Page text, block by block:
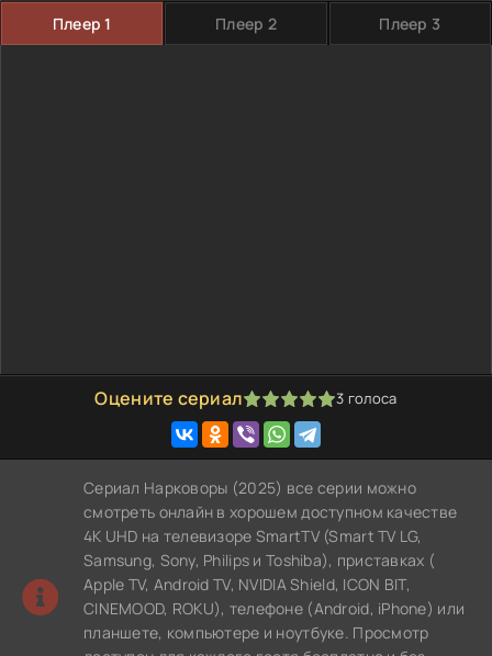
Плеер 1 Плеер 2 Плеер 3
Оцените сериал
1 2 3 4 5 3 голоса
Сериал Нарковоры (2025) все серии можно
смотреть онлайн в хорошем доступном качестве
4K UHD на телевизоре SmartTV (Smart TV LG,
Samsung, Sony, Philips и Toshiba), приставках (
Apple TV, Android TV, NVIDIA Shield, ICON BIT,
CINEMOOD, ROKU), телефоне (Android, iPhone) или
планшете, компьютере и ноутбуке. Просмотр